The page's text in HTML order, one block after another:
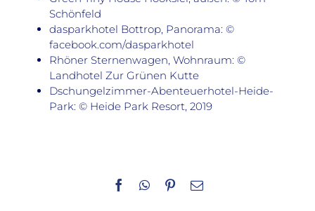
Schönfeld
dasparkhotel Bottrop, Panorama: ©
facebook.com/dasparkhotel
Rhöner Sternenwagen, Wohnraum: ©
Landhotel Zur Grünen Kutte
Dschungelzimmer-Abenteuerhotel-Heide-
Park: © Heide Park Resort, 2019
Facebook
WhatsApp
Pinterest
E-